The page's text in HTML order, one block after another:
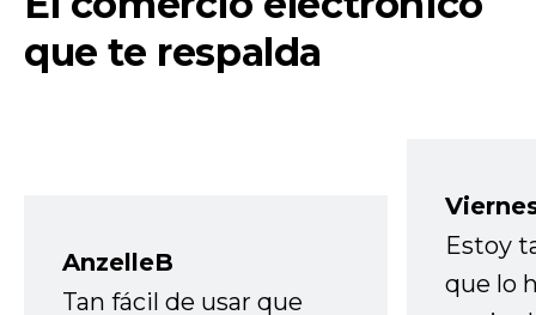
que te respalda
AnzelleB
Tan fácil de usar que
Estoy
que lo